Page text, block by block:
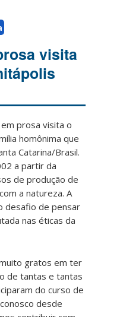
visita
prosa visita o
homônima que
Catarina/Brasil.
a partir da
de produção de
a natureza. A
desafio de pensar
nas éticas da
gratos em ter
de tantas e tantas
do curso de
desde